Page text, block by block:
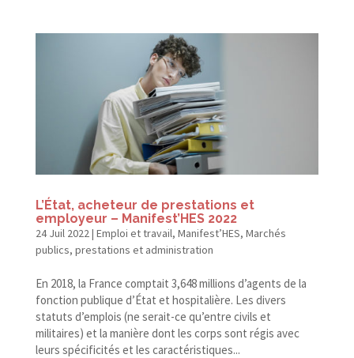
L’État, acheteur de prestations et
employeur – Manifest’HES 2022
24 Juil 2022| Emploi et travail, Manifest’HES, Marchés
publics, prestations et administration
En 2018, la France comptait 3,648 millions d’agents de la
fonction publique d’État et hospitalière. Les divers
statuts d’emplois (ne serait-​ce qu’entre civils et
militaires) et la manière dont les corps sont régis avec
leurs spécificités et les caractéristiques...